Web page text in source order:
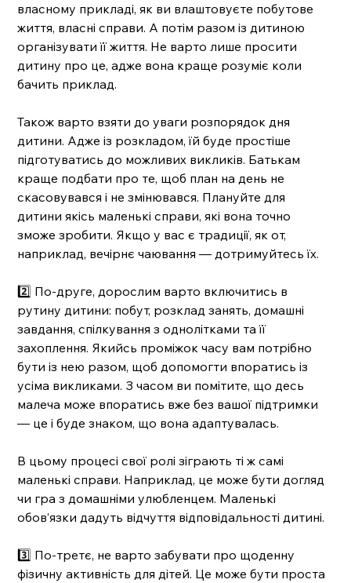
власному прикладі, як ви влаштовуєте побутове
життя, власні справи. А потім разом із дитиною
організувати її життя. Не варто лише просити
дитину про це, адже вона краще розуміє коли
бачить приклад.
Також варто взяти до уваги розпорядок дня
дитини. Адже із розкладом, їй буде простіше
підготуватись до можливих викликів. Батькам
краще подбати про те, щоб план на день не
скасовувався і не змінювався. Плануйте для
дитини якісь маленькі справи, які вона точно
зможе зробити. Якщо у вас є традиції, як от,
наприклад, вечірнє чаювання — дотримуйтесь їх.
2️⃣ По-друге, дорослим варто включитись в
рутину дитини: побут, розклад занять, домашні
завдання, спілкування з однолітками та її
захоплення. Якийсь проміжок часу вам потрібно
бути із нею разом, щоб допомогти впоратись із
усіма викликами. З часом ви помітите, що десь
малеча може впоратись вже без вашої підтримки
— це і буде знаком, що вона адаптувалась.
В цьому процесі свої ролі зіграють ті ж самі
маленькі справи. Наприклад, це може бути догляд
чи гра з домашніми улюбленцем. Маленькі
обов’язки дадуть відчуття відповідальності дитині.
3️⃣ По-третє, не варто забувати про щоденну
фізичну активність для дітей. Це може бути проста